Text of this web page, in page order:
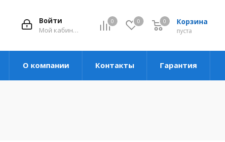
0 0 Корзина
пуста
0
Войти
Мой кабинет
О компании Контакты Гарантия